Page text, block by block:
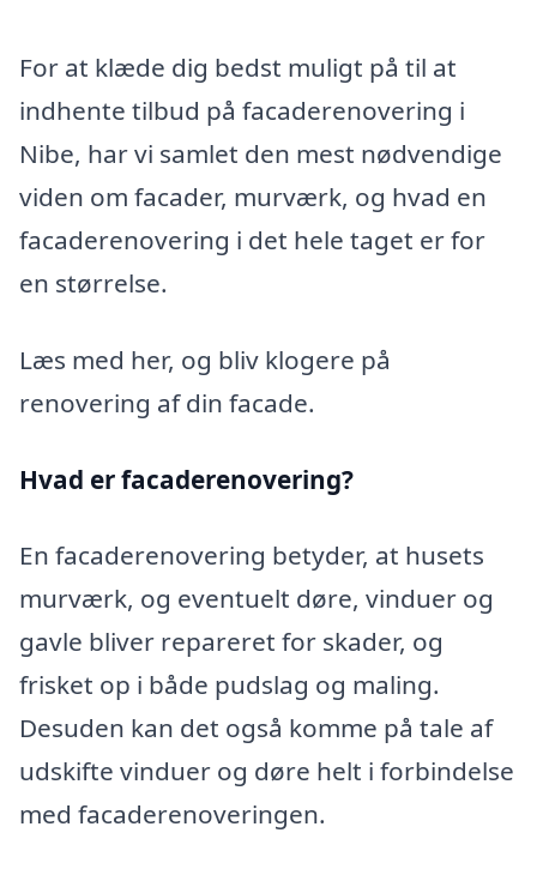
For at klæde dig bedst muligt på til at
indhente tilbud på facaderenovering i
Nibe, har vi samlet den mest nødvendige
viden om facader, murværk, og hvad en
facaderenovering i det hele taget er for
en størrelse.
Læs med her, og bliv klogere på
renovering af din facade.
Hvad er facaderenovering?
En facaderenovering betyder, at husets
murværk, og eventuelt døre, vinduer og
gavle bliver repareret for skader, og
frisket op i både pudslag og maling.
Desuden kan det også komme på tale af
udskifte vinduer og døre helt i forbindelse
med facaderenoveringen.